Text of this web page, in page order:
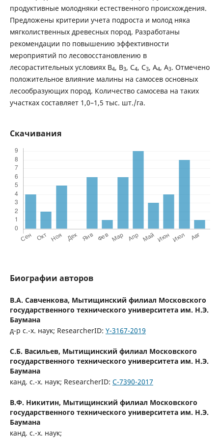
продуктивные молодняки естественного происхождения.
Предложены критерии учета подроста и молод няка
мягколиственных древесных пород. Разработаны
рекомендации по повышению эффективности
мероприятий по лесовосстановлению в
лесорастительных условиях В4, В3, С4, С3, А4, А3. Отмечено
положительное влияние малины на самосев основных
лесообразующих пород. Количество самосева на таких
участках составляет 1,0–1,5 тыс. шт./га.
Скачивания
Биографии авторов
В.А. Савченкова, Мытищинский филиал Московского
государственного технического университета им. Н.Э.
Баумана
д-р с.-х. наук; ResearcherID: Y-3167-2019
С.Б. Васильев, Мытищинский филиал Московского
государственного технического университета им. Н.Э.
Баумана
канд. с.-х. наук; ResearcherID: С-7390-2017
В.Ф. Никитин, Мытищинский филиал Московского
государственного технического университета им. Н.Э.
Баумана
канд. с.-х. наук;